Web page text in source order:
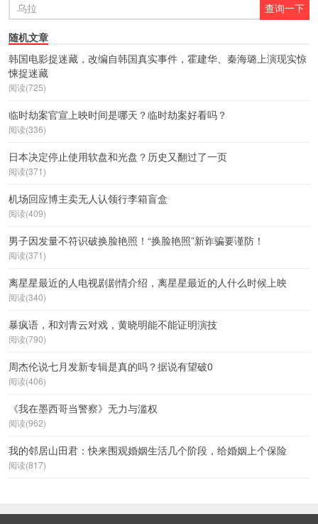
随机文章
韩国电影捉迷藏，改编自韩国真实事件，霍建华、秦海璐上演现实惊
悚捉迷藏
阅读(725)
临时劫案官宣上映时间是哪天？临时劫案好看吗？
阅读(336)
日本决定停止使用软盘和光盘？历史又翻过了一页
阅读(371)
机场回应博主卖无人认领行李箱盲盒
阅读(409)
男子因发量不符识破换脸艳照！“换脸艳照”新诈骗要谨防！
阅读(371)
离星星最近的人电视剧剧情介绍，离星星最近的人什么时候上映
阅读(340)
暴疯语，和刘青云对戏，黄晓明能不能证明演技
阅读(790)
周杰伦说七月发新专辑是真的吗？据说有望破0
阅读(406)
《我在墨西哥当警察》无力与滥权
阅读(962)
我的邻居山田君：快来围观婚姻生活几个阶段，给婚姻上个保险
阅读(817)